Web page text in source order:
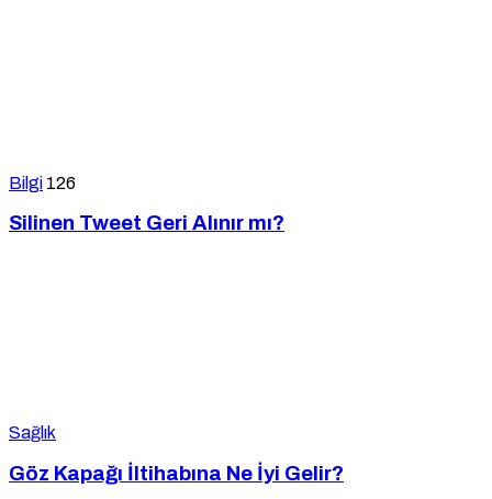
Bilgi 126
Silinen Tweet Geri Alınır mı?
Sağlık
Göz Kapağı İltihabına Ne İyi Gelir?